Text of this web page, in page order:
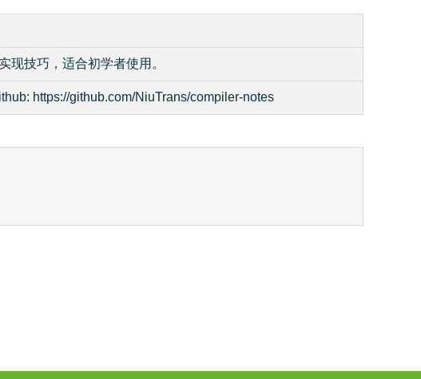
现技巧，适合初学者使用。
https://github.com/NiuTrans/compiler-notes